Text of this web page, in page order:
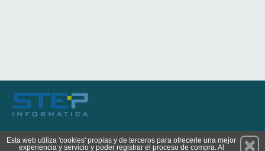
Suscríbete
Esta web utiliza 'cookies' propias y de terceros para ofrecerle una mejor
experiencia y servicio y poder registrar el proceso de compra. Al